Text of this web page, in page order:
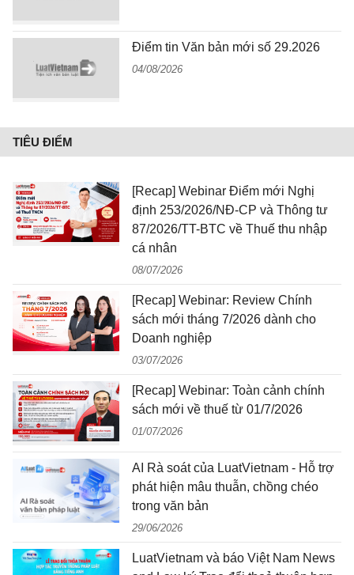
Điểm tin Văn bản mới số 29.2026
04/08/2026
TIÊU ĐIỂM
[Recap] Webinar Điểm mới Nghị
định 253/2026/NĐ-CP và Thông tư
87/2026/TT-BTC về Thuế thu nhập
cá nhân
08/07/2026
[Recap] Webinar: Review Chính
sách mới tháng 7/2026 dành cho
Doanh nghiệp
03/07/2026
[Recap] Webinar: Toàn cảnh chính
sách mới về thuế từ 01/7/2026
01/07/2026
AI Rà soát của LuatVietnam - Hỗ trợ
phát hiện mâu thuẫn, chồng chéo
trong văn bản
29/06/2026
LuatVietnam và báo Việt Nam News